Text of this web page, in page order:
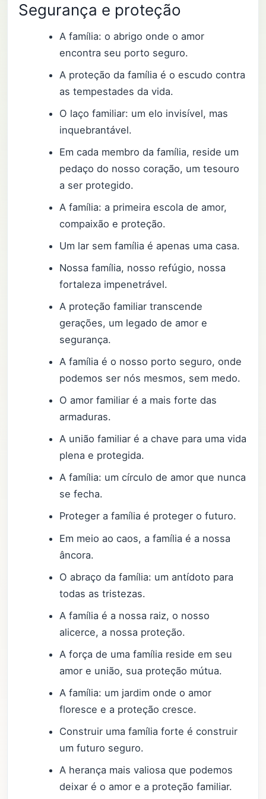
Segurança e proteção
A família: o abrigo onde o amor
encontra seu porto seguro.
A proteção da família é o escudo contra
as tempestades da vida.
O laço familiar: um elo invisível, mas
inquebrantável.
Em cada membro da família, reside um
pedaço do nosso coração, um tesouro
a ser protegido.
A família: a primeira escola de amor,
compaixão e proteção.
Um lar sem família é apenas uma casa.
Nossa família, nosso refúgio, nossa
fortaleza impenetrável.
A proteção familiar transcende
gerações, um legado de amor e
segurança.
A família é o nosso porto seguro, onde
podemos ser nós mesmos, sem medo.
O amor familiar é a mais forte das
armaduras.
A união familiar é a chave para uma vida
plena e protegida.
A família: um círculo de amor que nunca
se fecha.
Proteger a família é proteger o futuro.
Em meio ao caos, a família é a nossa
âncora.
O abraço da família: um antídoto para
todas as tristezas.
A família é a nossa raiz, o nosso
alicerce, a nossa proteção.
A força de uma família reside em seu
amor e união, sua proteção mútua.
A família: um jardim onde o amor
floresce e a proteção cresce.
Construir uma família forte é construir
um futuro seguro.
A herança mais valiosa que podemos
deixar é o amor e a proteção familiar.